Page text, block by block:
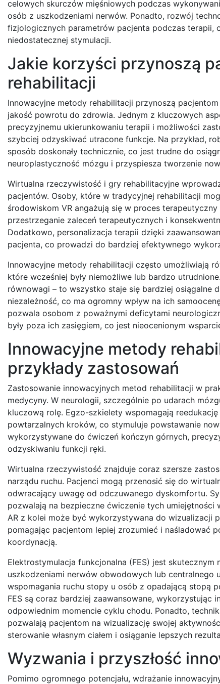
celowych skurczów mięśniowych podczas
osób z uszkodzeniami nerwów. Ponadto, rozwój
fizjologicznych parametrów pacjenta podczas terapii,
niedostatecznej stymulacji.
Jakie korzyści przynoszą
rehabilitacji
Innowacyjne metody rehabilitacji przynoszą
jakość powrotu do zdrowia. Jednym z kluczowych
precyzyjnemu ukierunkowaniu terapii i możliwości
szybciej odzyskiwać utracone funkcje. Na przykład,
sposób doskonały technicznie, co jest trudne do
neuroplastyczność mózgu i przyspiesza tworzenie
Wirtualna rzeczywistość i gry rehabilitacyjne
pacjentów. Osoby, które w tradycyjnej rehabilitacji
środowiskom VR angażują się w proces
przestrzeganie zaleceń terapeutycznych i
Dodatkowo, personalizacja terapii dzięki
pacjenta, co prowadzi do bardziej efektywnego
Innowacyjne metody rehabilitacji często umożliwiają
które wcześniej były niemożliwe lub bardzo
równowagi – to wszystko staje się bardziej osiągalne
niezależność, co ma ogromny wpływ na ich
pozwala osobom z poważnymi deficytami
były poza ich zasięgiem, co jest nieocenionym
Innowacyjne metody
przykłady zastosowań
Zastosowanie innowacyjnych metod rehabilitacji w
medycyny. W neurologii, szczególnie po udarach
kluczową rolę. Egzo-szkielety wspomagają
powtarzalnych kroków, co stymuluje powstawanie
wykorzystywane do ćwiczeń kończyn górnych,
odzyskiwaniu funkcji ręki.
Wirtualna rzeczywistość znajduje coraz szersze
narządu ruchu. Pacjenci mogą przenosić się do
odwracający uwagę od odczuwanego dyskomfortu.
pozwalają na bezpieczne ćwiczenie tych
AR z kolei może być wykorzystywana do wizualizacji
pomagając pacjentom lepiej zrozumieć i naśladować
koordynacją.
Elektrostymulacja funkcjonalna (FES) jest
uszkodzeniami nerwów obwodowych lub centralnego
wspomagania ruchu stopy u osób z opadającą stopą
FES są coraz bardziej zaawansowane, wykorzystując
odpowiednim momencie cyklu chodu. Ponadto,
pozwalają pacjentom na wizualizację swojej
sterowanie własnym ciałem i osiąganie lepszych
Wyzwania i przyszłość
Pomimo ogromnego potencjału, wdrażanie